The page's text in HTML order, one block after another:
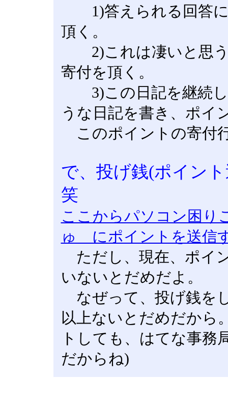
1)答えられる回答に
頂く。
2)これは凄いと思う
寄付を頂く。
3)この日記を継続し
うな日記を書き、ポイ
このポイントの寄付
で、投げ銭(ポイン
笑
ここからパソコン困
ゅ にポイントを送信
ただし、現在、ポイ
いないとだめだよ。
なぜって、投げ銭を
以上ないとだめだから
トしても、はてな事務
だからね)